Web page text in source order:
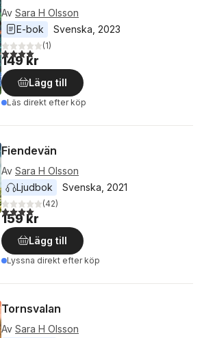
Av Sara H Olsson
E-bok
Svenska 2023
4,0utav 5 stjärnor. Totalt antal röster:
(1)
149 kr
Lägg till
Läs direkt efter köp
Fiendevän
Av Sara H Olsson
Ljudbok
Svenska 2021
4,0utav 5 stjärnor. Totalt antal röster:
(42)
159 kr
Lägg till
Lyssna direkt efter köp
Tornsvalan
Av Sara H Olsson